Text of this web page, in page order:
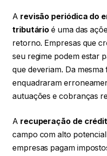
A revisão periódica do
tributário é uma das
retorno. Empresas que
seu regime podem estar
que deveriam. Da
enquadraram
autuações e cobranças
A recuperação de
campo com alto
empresas pagam